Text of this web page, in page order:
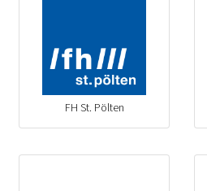
FH St. Pölten